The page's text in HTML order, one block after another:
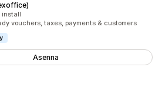
install
vouchers, taxes, payments & customers
Asenna